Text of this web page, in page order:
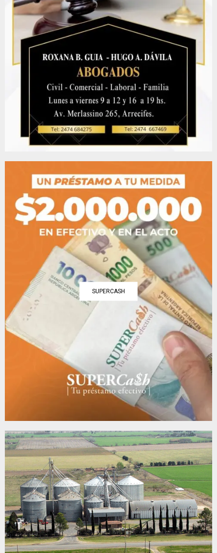
SUPERCASH